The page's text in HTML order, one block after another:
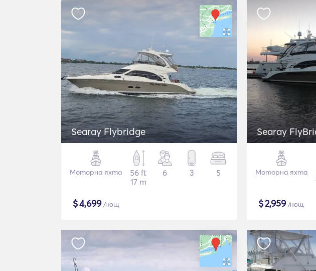
Searay Flybridge
Моторна яхта
56 ft
17 m
6 3 5
$4,699/нощ
Searay
Моторна яхта
$2,959/нощ